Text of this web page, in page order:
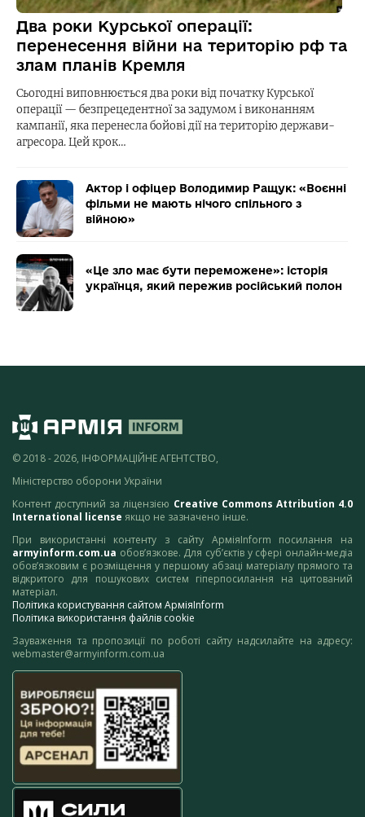
Два роки Курської операції:
перенесення війни на територію рф та
злам планів Кремля
Сьогодні виповнюється два роки від початку Курської
операції — безпрецедентної за задумом і виконанням
кампанії, яка перенесла бойові дії на територію держави-
агресора. Цей крок…
Актор і офіцер Володимир Ращук: «Воєнні
фільми не мають нічого спільного з
війною»
«Це зло має бути переможене»: історія
українця, який пережив російський полон
© 2018 - 2026, ІНФОРМАЦІЙНЕ АГЕНТСТВО,
Міністерство оборони України
Контент доступний за ліцензією Creative Commons Attribution 4.0
International license якщо не зазначено інше.
При використанні контенту з сайту АрміяInform посилання на
armyinform.com.ua обов’язкове. Для суб’єктів у сфері онлайн-медіа
обов’язковим є розміщення у першому абзаці матеріалу прямого та
відкритого для пошукових систем гіперпосилання на цитований
матеріал.
Політика користування сайтом АрміяInform
Політика використання файлів cookie
Зауваження та пропозиції по роботі сайту надсилайте на адресу:
webmaster@armyinform.com.ua